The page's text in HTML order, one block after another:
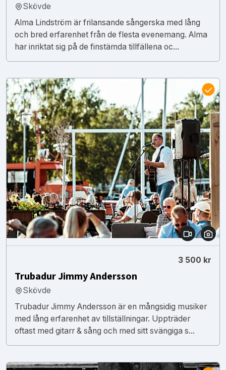
Skövde
Alma Lindström är frilansande sångerska med lång
och bred erfarenhet från de flesta evenemang. Alma
har inriktat sig på de finstämda tillfällena oc...
3 500 kr
Trubadur Jimmy Andersson
Skövde
Trubadur Jimmy Andersson är en mångsidig musiker
med lång erfarenhet av tillställningar. Uppträder
oftast med gitarr & sång och med sitt svängiga s...